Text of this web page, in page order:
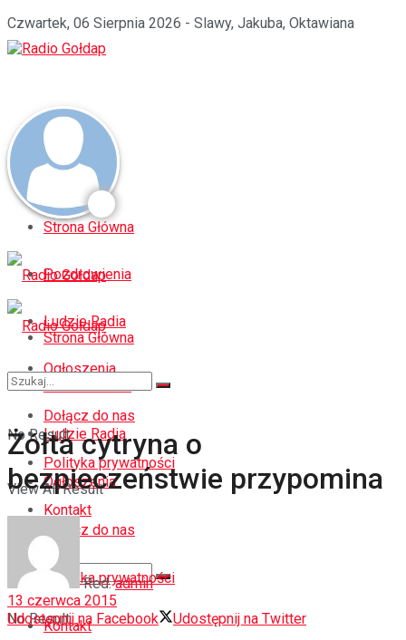
Czwartek, 06 Sierpnia 2026 - Slawy, Jakuba, Oktawiana
Strona Główna
Pozdrowienia
Ludzie Radia
Ogłoszenia
Dołącz do nas
Polityka prywatności
Kontakt
No Result
Strona Główna
Pozdrowienia
Ludzie Radia
Ogłoszenia
Dołącz do nas
Polityka prywatności
Kontakt
No Result
View All Result
Żółta cytryna o
bezpieczeństwie przypomina
Red. admin
13 czerwca 2015
Udostępnij na Facebook
Udostępnij na Twitter